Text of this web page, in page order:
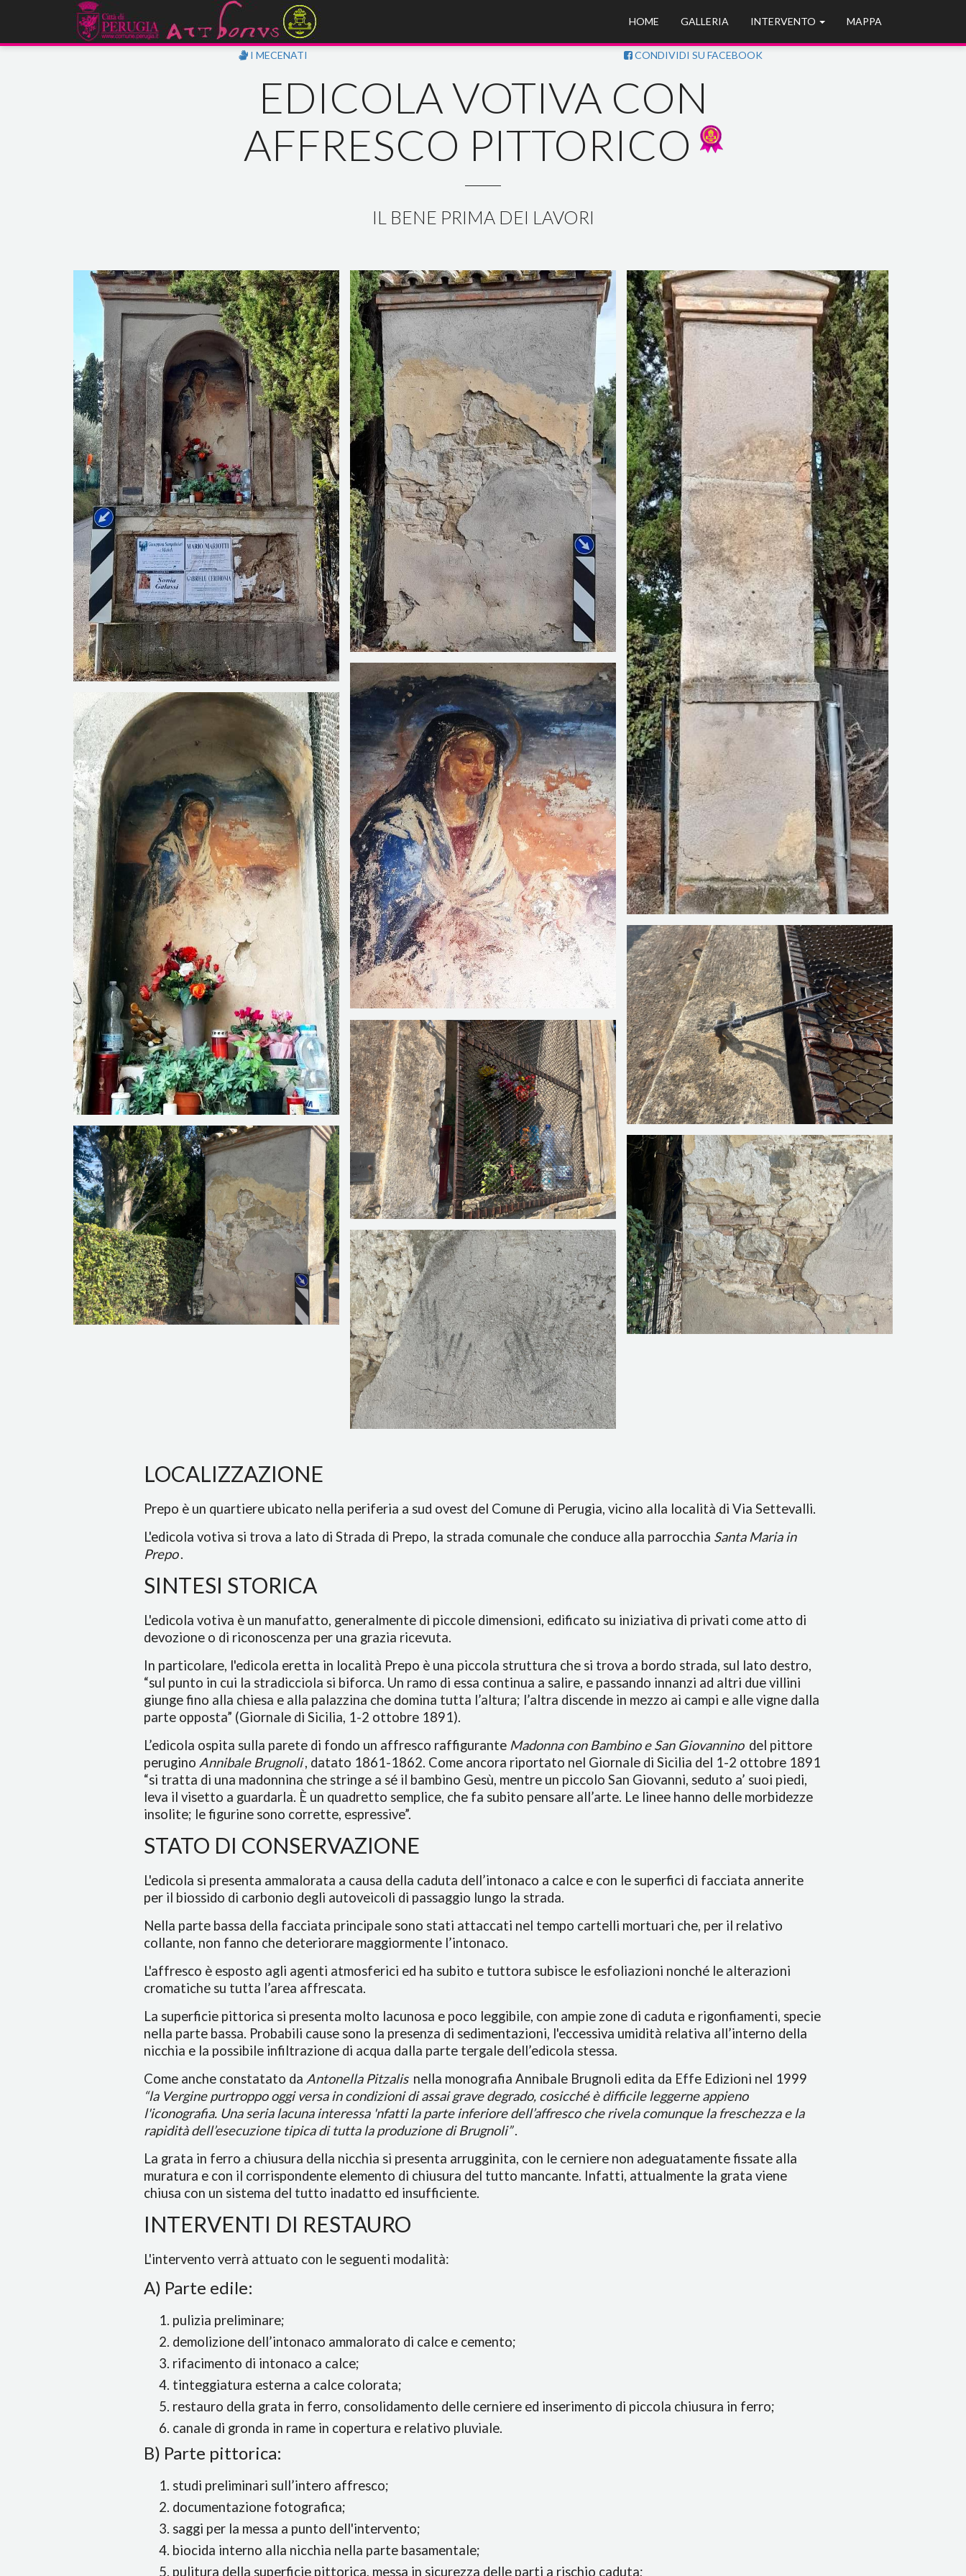
HOME GALLERIA INTERVENTO MAPPA
I MECENATI CONDIVIDI SU FACEBOOK
EDICOLA VOTIVA CON
AFFRESCO PITTORICO
IL BENE PRIMA DEI LAVORI
LOCALIZZAZIONE
Prepo è un quartiere ubicato nella periferia a sud ovest del Comune di Perugia, vicino alla località di Via Settevalli.
L'edicola votiva si trova a lato di Strada di Prepo, la strada comunale che conduce alla parrocchia Santa Maria in
Prepo .
SINTESI STORICA
L'edicola votiva è un manufatto, generalmente di piccole dimensioni, edificato su iniziativa di privati come atto di
devozione o di riconoscenza per una grazia ricevuta.
In particolare, l'edicola eretta in località Prepo è una piccola struttura che si trova a bordo strada, sul lato destro,
“sul punto in cui la stradicciola si biforca. Un ramo di essa continua a salire, e passando innanzi ad altri due villini
giunge fino alla chiesa e alla palazzina che domina tutta l’altura; l’altra discende in mezzo ai campi e alle vigne dalla
parte opposta” (Giornale di Sicilia, 1-2 ottobre 1891).
L’edicola ospita sulla parete di fondo un affresco raffigurante Madonna con Bambino e San Giovannino del pittore
perugino Annibale Brugnoli, datato 1861-1862. Come ancora riportato nel Giornale di Sicilia del 1-2 ottobre 1891
“si tratta di una madonnina che stringe a sé il bambino Gesù, mentre un piccolo San Giovanni, seduto a’ suoi piedi,
leva il visetto a guardarla. È un quadretto semplice, che fa subito pensare all’arte. Le linee hanno delle morbidezze
insolite; le figurine sono corrette, espressive”.
STATO DI CONSERVAZIONE
L'edicola si presenta ammalorata a causa della caduta dell’intonaco a calce e con le superfici di facciata annerite
per il biossido di carbonio degli autoveicoli di passaggio lungo la strada.
Nella parte bassa della facciata principale sono stati attaccati nel tempo cartelli mortuari che, per il relativo
collante, non fanno che deteriorare maggiormente l’intonaco.
L'affresco è esposto agli agenti atmosferici ed ha subito e tuttora subisce le esfoliazioni nonché le alterazioni
cromatiche su tutta l’area affrescata.
La superficie pittorica si presenta molto lacunosa e poco leggibile, con ampie zone di caduta e rigonfiamenti, specie
nella parte bassa. Probabili cause sono la presenza di sedimentazioni, l'eccessiva umidità relativa all’interno della
nicchia e la possibile infiltrazione di acqua dalla parte tergale dell’edicola stessa.
Come anche constatato da Antonella Pitzalis nella monografia Annibale Brugnoli edita da Effe Edizioni nel 1999
“la Vergine purtroppo oggi versa in condizioni di assai grave degrado, cosicché è difficile leggerne appieno
l'iconografia. Una seria lacuna interessa 'nfatti la parte inferiore dell’affresco che rivela comunque la freschezza e la
rapidità dell’esecuzione tipica di tutta la produzione di Brugnoli” .
La grata in ferro a chiusura della nicchia si presenta arrugginita, con le cerniere non adeguatamente fissate alla
muratura e con il corrispondente elemento di chiusura del tutto mancante. Infatti, attualmente la grata viene
chiusa con un sistema del tutto inadatto ed insufficiente.
INTERVENTI DI RESTAURO
L'intervento verrà attuato con le seguenti modalità:
A) Parte edile:
pulizia preliminare;
demolizione dell’intonaco ammalorato di calce e cemento;
rifacimento di intonaco a calce;
tinteggiatura esterna a calce colorata;
restauro della grata in ferro, consolidamento delle cerniere ed inserimento di piccola chiusura in ferro;
canale di gronda in rame in copertura e relativo pluviale.
B) Parte pittorica:
studi preliminari sull’intero affresco;
documentazione fotografica;
saggi per la messa a punto dell'intervento;
biocida interno alla nicchia nella parte basamentale;
pulitura della superficie pittorica, messa in sicurezza delle parti a rischio caduta;